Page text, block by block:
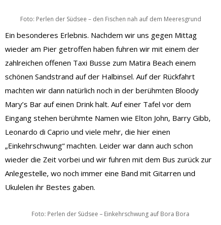
Foto: Perlen der Südsee – den Fischen nah auf dem Meeresgrund
Ein besonderes Erlebnis. Nachdem wir uns gegen Mittag
wieder am Pier getroffen haben fuhren wir mit einem der
zahlreichen offenen Taxi Busse zum Matira Beach einem
schönen Sandstrand auf der Halbinsel. Auf der Rückfahrt
machten wir dann natürlich noch in der berühmten Bloody
Mary’s Bar auf einen Drink halt. Auf einer Tafel vor dem
Eingang stehen berühmte Namen wie Elton John, Barry Gibb,
Leonardo di Caprio und viele mehr, die hier einen
„Einkehrschwung“ machten. Leider war dann auch schon
wieder die Zeit vorbei und wir fuhren mit dem Bus zurück zur
Anlegestelle, wo noch immer eine Band mit Gitarren und
Ukulelen ihr Bestes gaben.
Foto: Perlen der Südsee – Einkehrschwung auf Bora Bora